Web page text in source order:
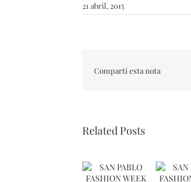
21 abril, 2015
Compartí esta nota
Related Posts